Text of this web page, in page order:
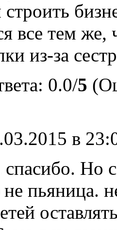
все тем
из-за
0.0/5
в
спасибо. Но
пьяница.